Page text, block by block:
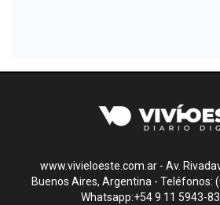
www.vivieloeste.com.ar - Av.
Buenos Aires, Argentina - Teléfonos:
Whatsapp:+54 9 11 5943-